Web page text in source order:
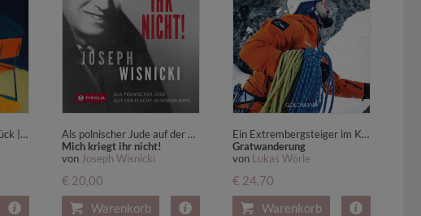
Eine Reise in Sachen Glück | Dolce Vita zum Lesen: Der Sommer-Bestseller für alle, die von italienischem Lebensgefühl träumen
Als polnischer Jude auf der Flucht in Vorarlberg
Mich kriegt ihr nicht!
von Joseph Wisnicki
€ 20,00
Warenkorb
Ein Extrembergsteiger im Kampf um Menschlichkeit und Verantwortung
Gratwanderung
von Lukas Wörle
€ 24,70
Warenkorb